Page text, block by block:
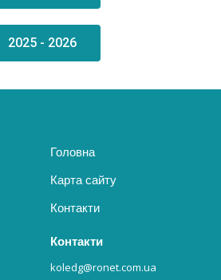
2025 - 2026
Головна
Карта сайту
Контакти
Контакти
koledg@ronet.com.ua